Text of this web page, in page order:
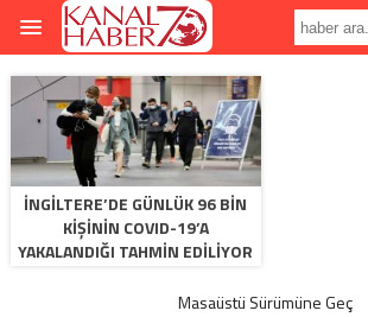
İNGILTERE’DE GÜNLÜK 96 BIN
KIŞININ COVID-19’A
YAKALANDIĞI TAHMIN EDILIYOR
Masaüstü Sürümüne Geç